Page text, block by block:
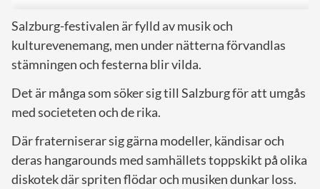
Salzburg-festivalen är fylld av musik och
kulturevenemang, men under nätterna förvandlas
stämningen och festerna blir vilda.
Det är många som söker sig till Salzburg för att umgås
med societeten och de rika.
Där fraterniserar sig gärna modeller, kändisar och
deras hangarounds med samhällets toppskikt på olika
diskotek där spriten flödar och musiken dunkar loss.